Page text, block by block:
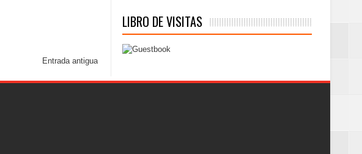
Entrada antigua
LIBRO DE VISITAS